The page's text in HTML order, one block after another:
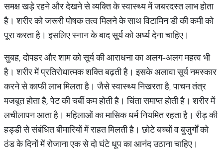
समक्ष खड़े रहने और देखने से व्यक्ति के स्वास्थ्य में जबरदस्त लाभ होता
है। शरीर को जरूरी पोषक तत्व मिलने के साथ विटामिन डी की कमी को
पूरा करता है। इसलिए स्नान के बाद सूर्य को अर्घ्य देना चाहिए।
सुबह, दोपहर और शाम को सूर्य की आराधना का अलग-अलग महत्व भी
है। शरीर में प्रतिरोधात्मक शक्ति बढ़ती है। इसके अलावा सूर्य नमस्कार
करने से काफी लाभ मिलता है। जैसे स्वास्थ्य निखरता है, पाचन तंत्र
मजबूत होता है, पेट की चर्बी कम होती है। चिंता समाप्त होती है। शरीर में
लचीलापन आता है। महिलाओं का मासिक धर्म नियमित रहता है। रीड़ की
हड्डी से संबंधित बीमारियों में राहत मिलती है। छोटे बच्चों व बुजुर्गों को
ठंड के दिनों में रोजाना एक से दो घंटे धूप का आनंद उठाना चाहिए।